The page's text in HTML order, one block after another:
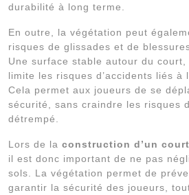
durabilité à long terme.
En outre, la végétation peut
risques de glissades et de
Une surface stable autour du court,
limite les risques d’accidents liés à
Cela permet aux joueurs de se
sécurité, sans craindre les risques
détrempé.
Lors de la construction d’un
il est donc important de ne pas
sols. La végétation permet de
garantir la sécurité des joueurs,